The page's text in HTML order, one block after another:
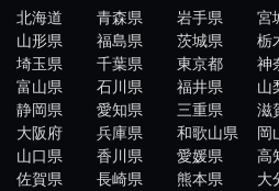
北海道 青森県 岩手県 宮
山形県
福島県 茨城県 栃
埼玉県
千葉県 東京都 神
富山県
石川県 福井県 山
静岡県
愛知県 三重県 滋
大阪府
兵庫県 和歌山県 岡
山口県
香川県 愛媛県 高
佐賀県
長崎県 熊本県 大